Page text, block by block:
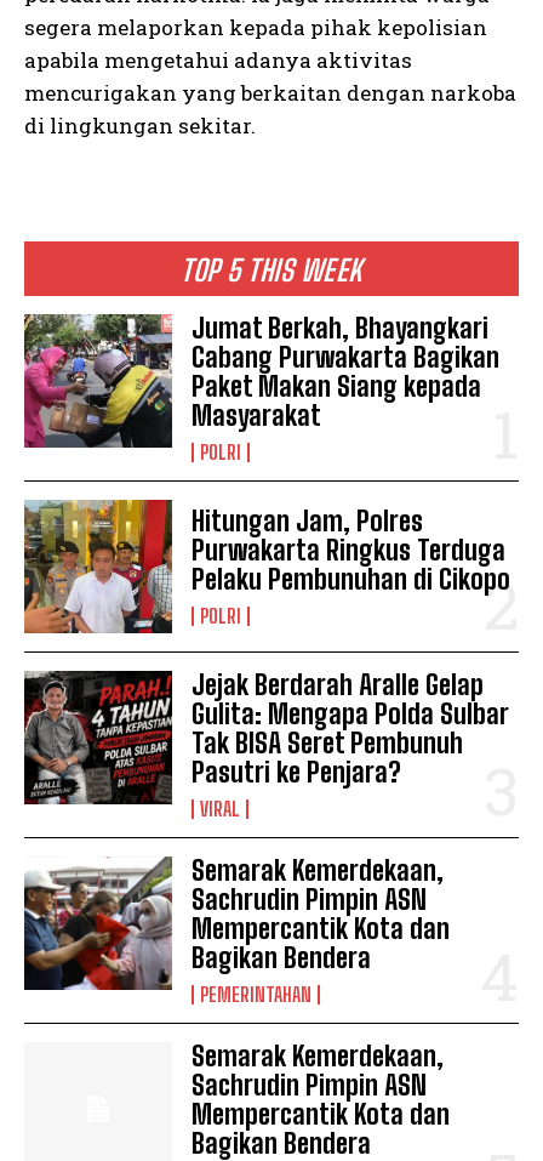
TOP 5 THIS WEEK
Jumat Berkah, Bhayangkari
Cabang Purwakarta Bagikan
Paket Makan Siang kepada
Masyarakat
POLRI
Hitungan Jam, Polres
Purwakarta Ringkus Terduga
Pelaku Pembunuhan di Cikopo
POLRI
Jejak Berdarah Aralle Gelap
Gulita: Mengapa Polda Sulbar
Tak BISA Seret Pembunuh
Pasutri ke Penjara?
VIRAL
Semarak Kemerdekaan,
Sachrudin Pimpin ASN
Mempercantik Kota dan
Bagikan Bendera
PEMERINTAHAN
Semarak Kemerdekaan,
Sachrudin Pimpin ASN
Mempercantik Kota dan
Bagikan Bendera
segera melaporkan kepada pihak kepolisian
apabila mengetahui adanya aktivitas
mencurigakan yang berkaitan dengan narkoba
di lingkungan sekitar.